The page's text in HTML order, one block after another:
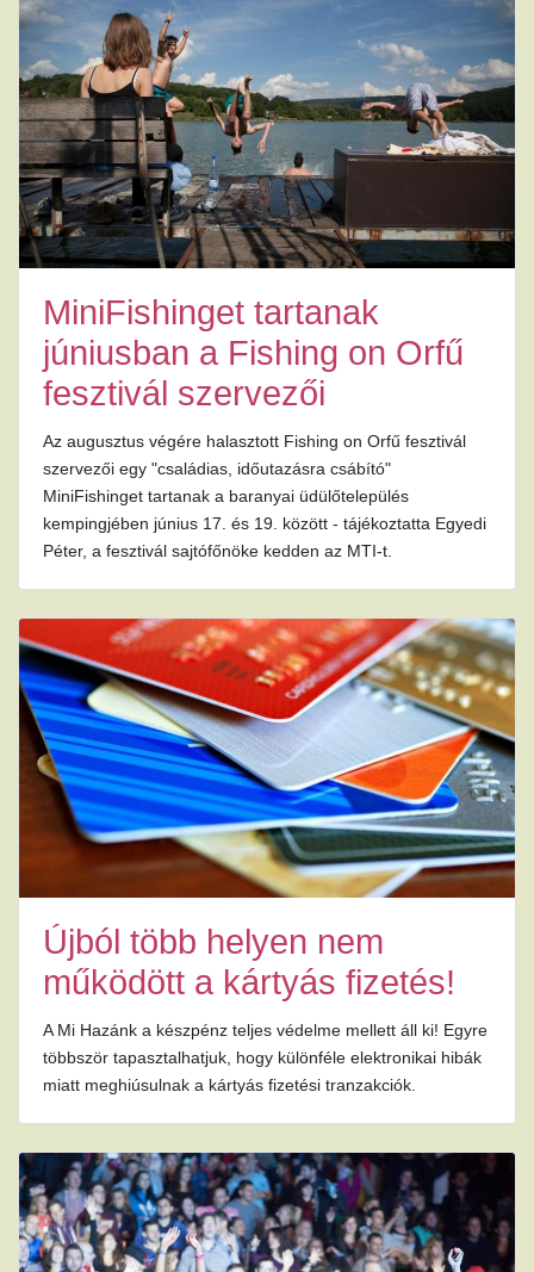
MiniFishinget tartanak
júniusban a Fishing on Orfű
fesztivál szervezői
Az augusztus végére halasztott Fishing on Orfű fesztivál
szervezői egy "családias, időutazásra csábító"
MiniFishinget tartanak a baranyai üdülőtelepülés
kempingjében június 17. és 19. között - tájékoztatta Egyedi
Péter, a fesztivál sajtófőnöke kedden az MTI-t.
Újból több helyen nem
működött a kártyás fizetés!
A Mi Hazánk a készpénz teljes védelme mellett áll ki! Egyre
többször tapasztalhatjuk, hogy különféle elektronikai hibák
miatt meghiúsulnak a kártyás fizetési tranzakciók.